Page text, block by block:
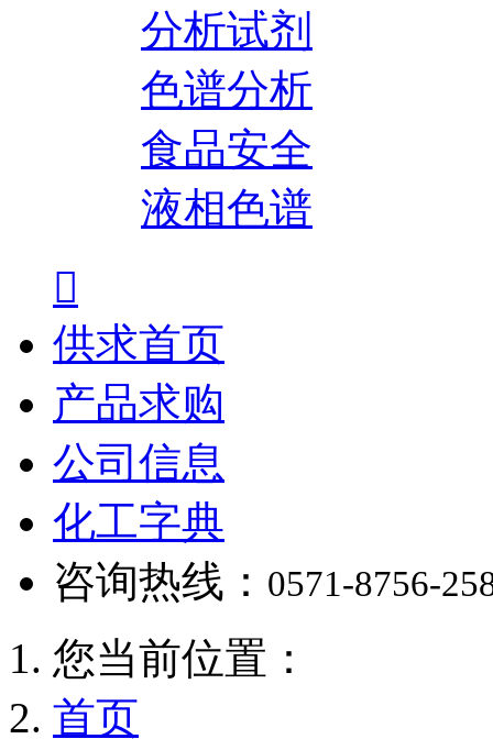
分析试剂
色谱分析
食品安全
液相色谱

供求首页
产品求购
公司信息
化工字典
咨询热线： 0571-8756-
您当前位置：
首页